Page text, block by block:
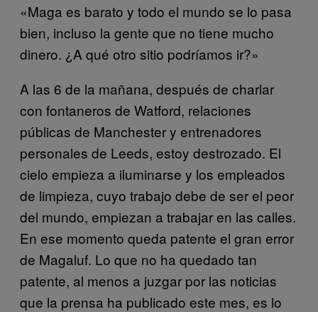
«Maga es barato y todo el mundo se lo pasa
bien, incluso la gente que no tiene mucho
dinero. ¿A qué otro sitio podríamos ir?»
A las 6 de la mañana, después de charlar
con fontaneros de Watford, relaciones
públicas de Manchester y entrenadores
personales de Leeds, estoy destrozado. El
cielo empieza a iluminarse y los empleados
de limpieza, cuyo trabajo debe de ser el peor
del mundo, empiezan a trabajar en las calles.
En ese momento queda patente el gran error
de Magaluf. Lo que no ha quedado tan
patente, al menos a juzgar por las noticias
que la prensa ha publicado este mes, es lo